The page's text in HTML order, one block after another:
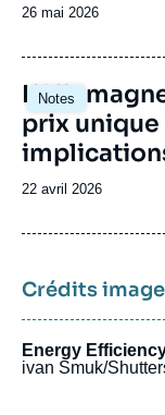
Date
publication
26 mai 2026
Notes
Image
principale
prix unique
Date
publication
22 avril 2026
Crédits
Energy
ivan Smuk/